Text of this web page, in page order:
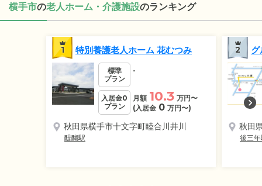
横手市の老人ホーム・介護施設のランキング
1 特別養護老人ホーム 花むつみ
標準
プラン
-
入居金0
プラン
月額 10.3 万円〜
(入居金 0 万円〜)
秋田県横手市十文字町睦合川井川
醍醐駅
2
秋田
後三